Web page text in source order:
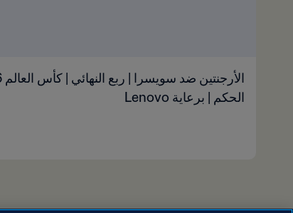
الحكم | برعاية Lenovo